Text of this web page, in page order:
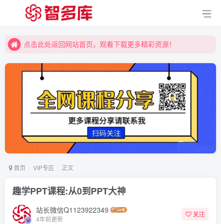
点击此处返回网站首页，观看下载更多精彩资源！
首页 VIP专区 正文
趣学PPT课程:从0到PPT大神
站长微信Q1123922349
4年前更新
关注